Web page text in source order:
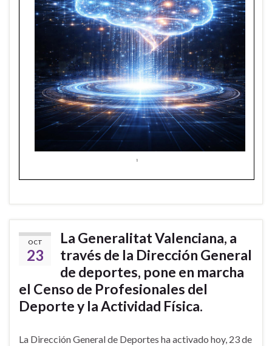
OCT
23
La Generalitat Valenciana, a
través de la Dirección General
de deportes, pone en marcha
el Censo de Profesionales del
Deporte y la Actividad Física.
La Dirección General de Deportes ha activado hoy, 23 de